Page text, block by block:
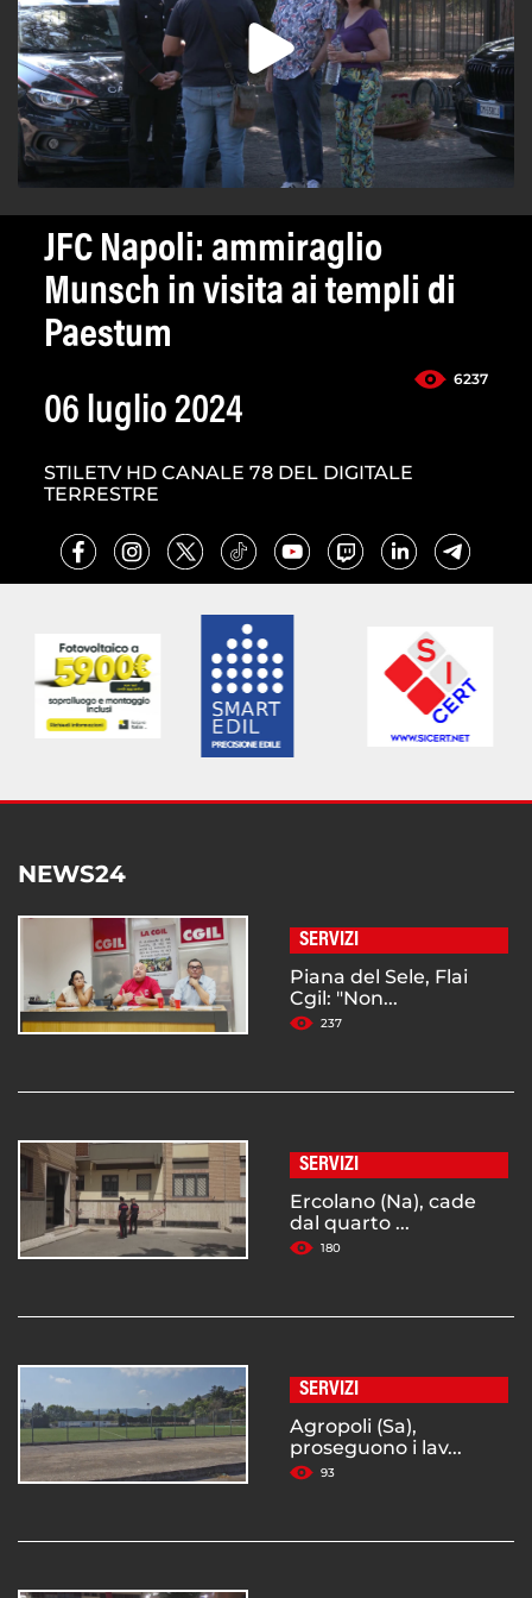
JFC Napoli: ammiraglio
Munsch in visita ai templi di
Paestum
6237
06 luglio 2024
STILETV HD CANALE 78 DEL DIGITALE
TERRESTRE
NEWS24
SERVIZI
Piana del Sele, Flai
Cgil: "Non...
237
SERVIZI
Ercolano (Na), cade
dal quarto ...
180
SERVIZI
Agropoli (Sa),
proseguono i lav...
93